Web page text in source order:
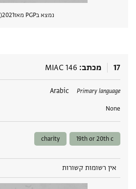
נמצא בPGP מאז 2021
17 מכתב MIAC 146
Primary language
Arabic
None
תגים
19th or 20th c
charity
אין רשומות קשורות